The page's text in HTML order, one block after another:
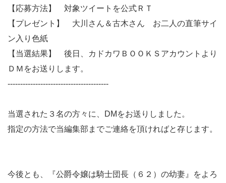
【応募方法】 対象ツイートを公式ＲＴ
【プレゼント】 大川さん＆古木さん お二人の直筆サイ
ン入り色紙
【当選結果】 後日、カドカワＢＯＯＫＳアカウントより
ＤＭをお送りします。
----------------------------------------
当選された３名の方々に、DMをお送りしました。
指定の方法で当編集部までご連絡を頂ければと存じます。
今後とも、『公爵令嬢は騎士団長（６２）の幼妻』をよろ